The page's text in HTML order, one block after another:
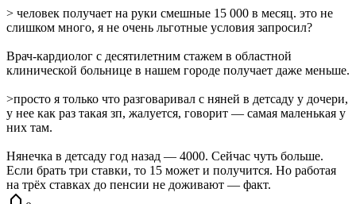
> человек получает на руки смешные 15 000 в месяц. это не
слишком много, я не очень льготные условия запросил?
Врач-кардиолог с десятилетним стажем в областной
клинической больнице в нашем городе получает даже меньше.
>просто я только что разговаривал с няней в детсаду у дочери,
у нее как раз такая зп, жалуется, говорит — самая маленькая у
них там.
Нянечка в детсаду год назад — 4000. Сейчас чуть больше.
Если брать три ставки, то 15 может и получится. Но работая
на трёх ставках до пенсии не доживают — факт.